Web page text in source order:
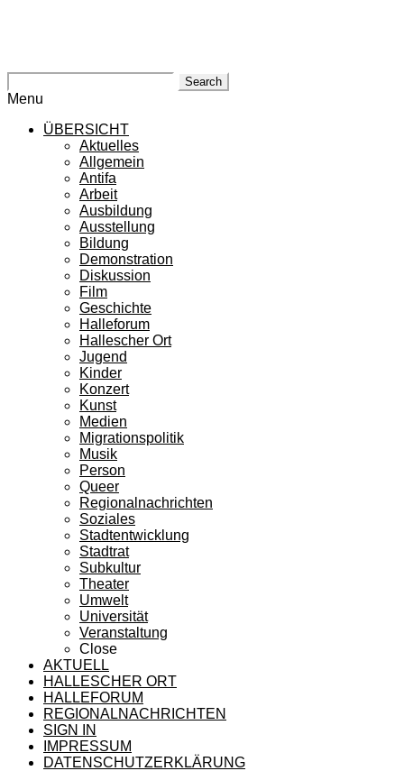
Search
Menu
ÜBERSICHT
Aktuelles
Allgemein
Antifa
Arbeit
Ausbildung
Ausstellung
Bildung
Demonstration
Diskussion
Film
Geschichte
Halleforum
Hallescher Ort
Jugend
Kinder
Konzert
Kunst
Medien
Migrationspolitik
Musik
Person
Queer
Regionalnachrichten
Soziales
Stadtentwicklung
Stadtrat
Subkultur
Theater
Umwelt
Universität
Veranstaltung
Close
AKTUELL
HALLESCHER ORT
HALLEFORUM
REGIONALNACHRICHTEN
SIGN IN
IMPRESSUM
DATENSCHUTZERKLÄRUNG